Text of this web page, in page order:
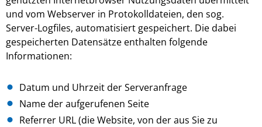
und vom Webserver in Protokolldateien, den sog.
Server-Logfiles, automatisiert gespeichert. Die dabei
gespeicherten Datensätze enthalten folgende
Informationen:
Datum und Uhrzeit der Serveranfrage
Name der aufgerufenen Seite
Referrer URL (die Website, von der aus Sie zu